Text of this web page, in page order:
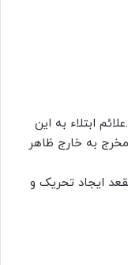
ابتلاء به این
مخرج به خارج ظاهر
ایجاد تحریک و